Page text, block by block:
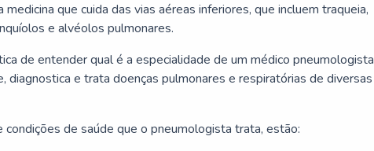
medicina que cuida das vias aéreas inferiores, que incluem traqueia,
e alvéolos pulmonares.
de entender qual é a especialidade de um médico pneumologista
diagnostica e trata doenças pulmonares e respiratórias de diversas
condições de saúde que o pneumologista trata, estão: